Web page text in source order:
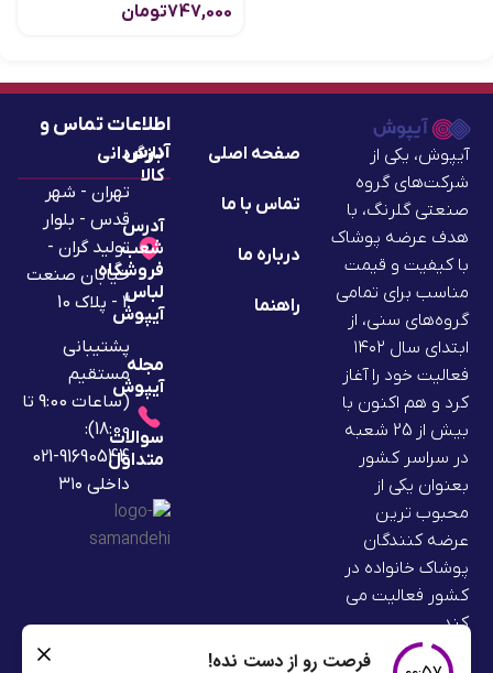
747,000تومان
آیپوش، یکی از
شرکت‌های گروه
صنعتی گلرنگ، با
هدف عرضه پوشاک
با کیفیت و قیمت
مناسب برای تمامی
گروه‌های سنی، از
ابتدای سال ۱۴۰۲
فعالیت خود را آغاز
کرد و هم اکنون با
بیش از 25 شعبه
در سراسر کشور
بعنوان یکی از
محبوب ترین
عرضه کنندگان
پوشاک خانواده در
کشور فعالیت می
کند.
صفحه اصلی
تماس با ما
درباره ما
راهنما
بازگردانی
کالا
آدرس
شعب
فروشگاه
لباس
آیپوش
مجله
آیپوش
سوالات
متداول
تهران - شهر
قدس - بلوار
تولید گران -
خیابان صنعت
2 - پلاک 10
پشتیبانی
مستقیم
(ساعات 9:00 تا
18:00):
91690544-021
داخلی ۳۱۰
اطلاعات تماس و
آدرس